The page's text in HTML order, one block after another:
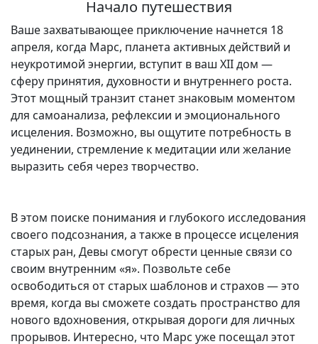
Начало путешествия
Ваше захватывающее приключение начнется 18
апреля, когда Марс, планета активных действий и
неукротимой энергии, вступит в ваш XII дом —
сферу принятия, духовности и внутреннего роста.
Этот мощный транзит станет знаковым моментом
для самоанализа, рефлексии и эмоционального
исцеления. Возможно, вы ощутите потребность в
уединении, стремление к медитации или желание
выразить себя через творчество.
В этом поиске понимания и глубокого исследования
своего подсознания, а также в процессе исцеления
старых ран, Девы смогут обрести ценные связи со
своим внутренним «я». Позвольте себе
освободиться от старых шаблонов и страхов — это
время, когда вы сможете создать пространство для
нового вдохновения, открывая дороги для личных
прорывов. Интересно, что Марс уже посещал этот